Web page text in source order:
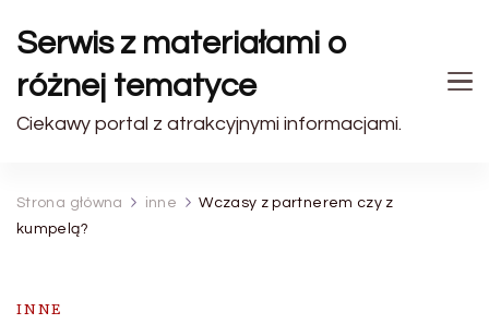
Serwis z materiałami o
różnej tematyce
Ciekawy portal z atrakcyjnymi informacjami.
Strona główna inne
Wczasy z partnerem czy z
kumpelą?
INNE